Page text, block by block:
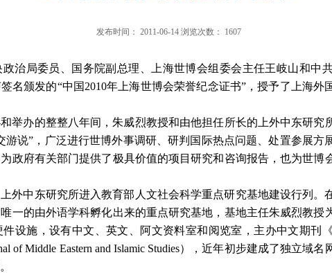
发布时间： 2011-06-14 浏览次数： 1607
治局委员、国务院副总理、上海世博会组委会主任王岐山和中
名颁发的“中国2010年上海世博会荣誉纪念证书”，授予了上海外
举办的整整八年间，朱威烈教授和由他担任所长的上外中东研究
游说”，广泛进行世博外事调研、研判国际热点问题、处置参展方
政府有关部门提供了极具价值的项目研究和咨询报告，也为世博
外中东研究所进入教育部人文社会科学重点研究基地建设行列。
一的由外语学科孵化出来的重点研究基地，基地主任朱威烈教授
设施，设有中文、英文、阿文资料室和阅览室，主办中文期刊
of Middle Eastern and Islamic Studies），近年初步建成了独立域名